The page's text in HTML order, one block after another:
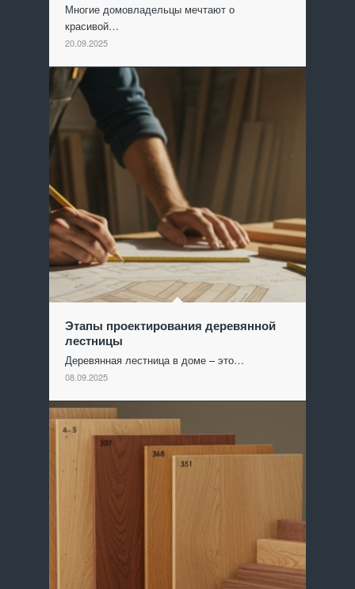
Многие домовладельцы мечтают о
красивой…
20.09.2025
Этапы проектирования деревянной
лестницы
Деревянная лестница в доме – это…
08.09.2025